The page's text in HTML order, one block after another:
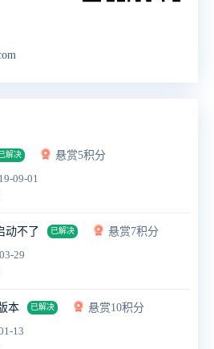
解决
悬赏5积分
09-01
动不了 已解决
悬赏7积分
29
本 已解决
悬赏10积分
13